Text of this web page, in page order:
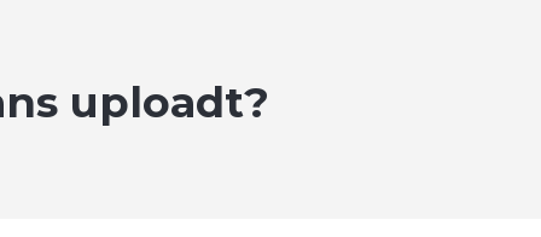
uploadt?